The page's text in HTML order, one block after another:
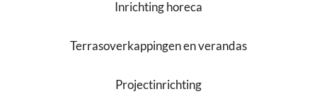
Inrichting horeca
Terrasoverkappingen en verandas
Projectinrichting